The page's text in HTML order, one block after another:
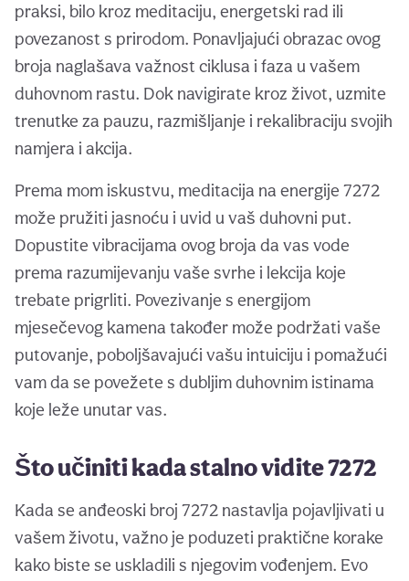
praksi, bilo kroz meditaciju, energetski rad ili
povezanost s prirodom. Ponavljajući obrazac ovog
broja naglašava važnost ciklusa i faza u vašem
duhovnom rastu. Dok navigirate kroz život, uzmite
trenutke za pauzu, razmišljanje i rekalibraciju svojih
namjera i akcija.
Prema mom iskustvu, meditacija na energije 7272
može pružiti jasnoću i uvid u vaš duhovni put.
Dopustite vibracijama ovog broja da vas vode
prema razumijevanju vaše svrhe i lekcija koje
trebate prigrliti. Povezivanje s energijom
mjesečevog kamena također može podržati vaše
putovanje, poboljšavajući vašu intuiciju i pomažući
vam da se povežete s dubljim duhovnim istinama
koje leže unutar vas.
Što učiniti kada stalno vidite 7272
Kada se anđeoski broj 7272 nastavlja pojavljivati u
vašem životu, važno je poduzeti praktične korake
kako biste se uskladili s njegovim vođenjem. Evo